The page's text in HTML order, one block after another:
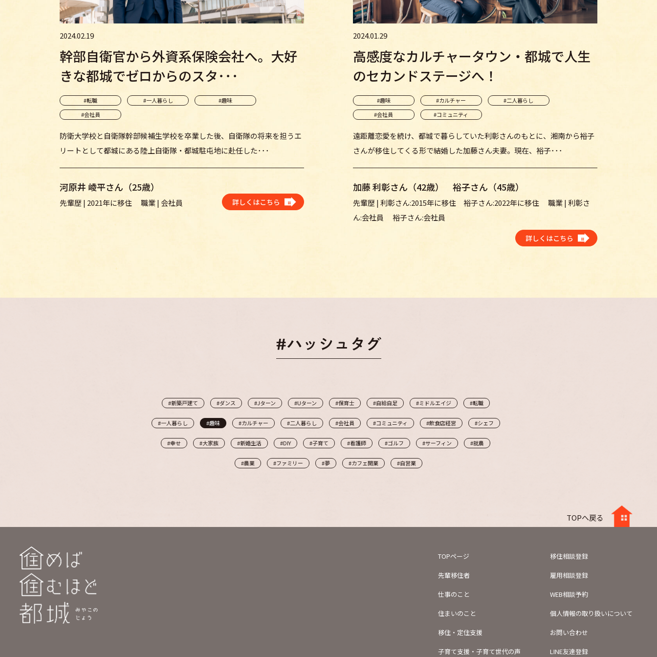
2024.02.19
幹部自衛官から外資系保険会社へ。大好
きな都城でゼロからのスタ･･･
#転職 #一人暮らし
#趣味
#会社員
防衛大学校と自衛隊幹部候補生学校を卒業した後、自衛隊の将来を担うエ
リートとして都城にある陸上自衛隊・都城駐屯地に赴任した･･･
河原井 崚平さん（25歳）
先輩歴 | 2021年に移住 職業 | 会社員 詳しくはこちら
2024.01.29
高感度なカルチャータウン・都城で人生
のセカンドステージへ！
#趣味 #カルチャー
#二人暮らし
#会社員
#コミュニティ
遠距離恋愛を続け、都城で暮らしていた利彰さんのもとに、湘南から裕子
さんが移住してくる形で結婚した加藤さん夫妻。現在、裕子･･･
加藤 利彰さん（42歳） 裕子さん（45歳）
先輩歴 | 利彰さん:2015年に移住 裕子さん:2022年に移住 職業 | 利彰さ
ん:会社員 裕子さん:会社員
詳しくはこちら
#新築戸建て #ダンス #Jターン #Uターン #保育士 #自給自足 #ミドルエイジ #転職
#一人暮らし #趣味 #カルチャー #二人暮らし #会社員 #コミュニティ #飲食店経営 #シェフ
#幸せ #大家族 #新婚生活 #DIY #子育て #看護師 #ゴルフ #サーフィン #就農
#農業 #ファミリー #夢 #カフェ開業 #自営業
TOPへ戻る
TOPページ
先輩移住者
仕事のこと
住まいのこと
移住・定住支援
子育て支援・子育て世代の声
移住相談登録
雇用相談登録
WEB相談予約
個人情報の取り扱いについて
お問い合わせ
LINE友達登録